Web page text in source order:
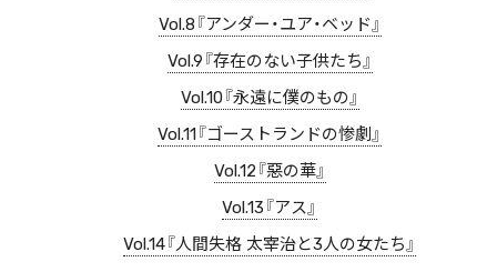
Vol.8『アンダー・ユア・ベッド』
Vol.9『存在のない子供たち』
Vol.10『永遠に僕のもの』
Vol.11『ゴーストランドの惨劇』
Vol.12『惡の華』
Vol.13『アス』
Vol.14『人間失格 太宰治と3人の女たち』